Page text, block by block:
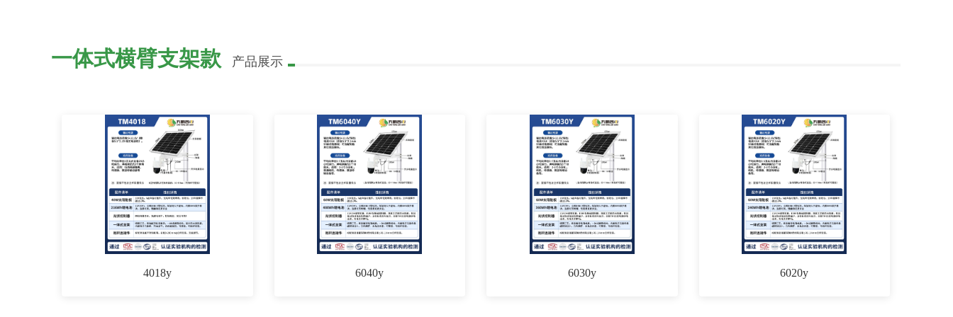
一体式横臂支架款 产品展示
4018y 6040y 6030y 6020y